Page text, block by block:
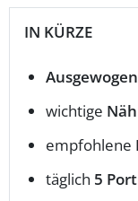
IN KÜRZE
wichtige
empfohlene
täglich 5